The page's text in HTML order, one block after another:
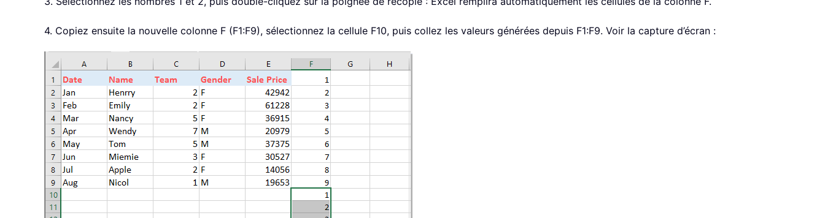
4. Copiez ensuite la nouvelle colonne F (F1:F9), sélectionnez la cellule F10, puis collez les valeurs générées depuis F1:F9. Voir la capture d’écran :